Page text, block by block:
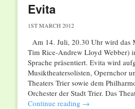
Evita
1ST MARCH 2012
Am 14. Juli, 20.30 Uhr wird das
Tim Rice-Andrew Lloyd Webber)
Sprache präsentiert. Evita wird
Musiktheatersolisten, Opernchor
Theaters Trier sowie dem
Orchester der Stadt Trier. Das
Continue reading →